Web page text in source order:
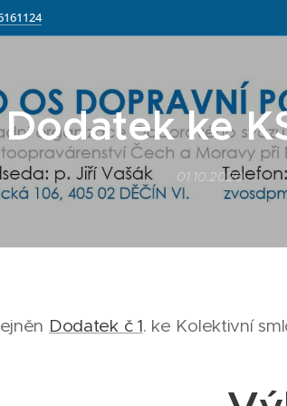
Dodatek ke
01.10.2020
Dodatek č 1. ke Kolektivní